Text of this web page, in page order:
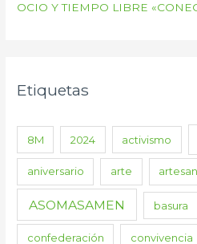
OCIO Y TIEMPO LIBRE
Etiquetas
8M 2024 activismo
aniversario arte
ASOMASAMEN basura
confederación convivencia